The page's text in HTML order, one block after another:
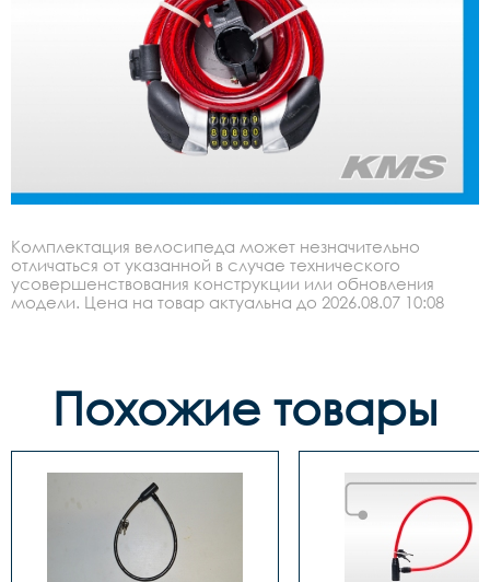
Комплектация велосипеда может незначительно
отличаться от указанной в случае технического
усовершенствования конструкции или обновления
модели. Цена на товар актуальна до 2026.08.07 10:08
Похожие товары